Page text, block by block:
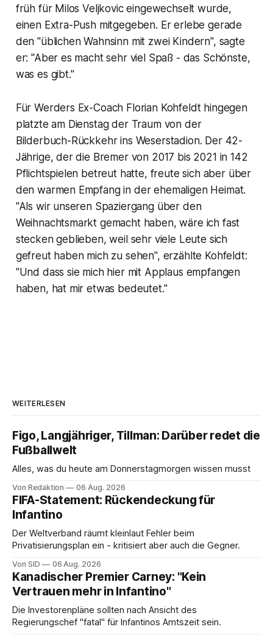
früh für Milos Veljkovic eingewechselt wurde,
einen Extra-Push mitgegeben. Er erlebe gerade
den "üblichen Wahnsinn mit zwei Kindern", sagte
er: "Aber es macht sehr viel Spaß - das Schönste,
was es gibt."
Für Werders Ex-Coach Florian Kohfeldt hingegen
platzte am Dienstag der Traum von der
Bilderbuch-Rückkehr ins Weserstadion. Der 42-
Jährige, der die Bremer von 2017 bis 2021 in 142
Pflichtspielen betreut hatte, freute sich aber über
den warmen Empfang in der ehemaligen Heimat.
"Als wir unseren Spaziergang über den
Weihnachtsmarkt gemacht haben, wäre ich fast
stecken geblieben, weil sehr viele Leute sich
gefreut haben mich zu sehen", erzählte Kohfeldt:
"Und dass sie mich hier mit Applaus empfangen
haben, hat mir etwas bedeutet."
WEITERLESEN
Figo, Langjähriger, Tillman: Darüber redet die
Fußballwelt
Alles, was du heute am Donnerstagmorgen wissen musst
Von Redaktion 06 Aug. 2026
FIFA-Statement: Rückendeckung für
Infantino
Der Weltverband räumt kleinlaut Fehler beim
Privatisierungsplan ein - kritisiert aber auch die Gegner.
Von SID 06 Aug. 2026
Kanadischer Premier Carney: "Kein
Vertrauen mehr in Infantino"
Die Investorenpläne sollten nach Ansicht des
Regierungschef "fatal" für Infantinos Amtszeit sein.